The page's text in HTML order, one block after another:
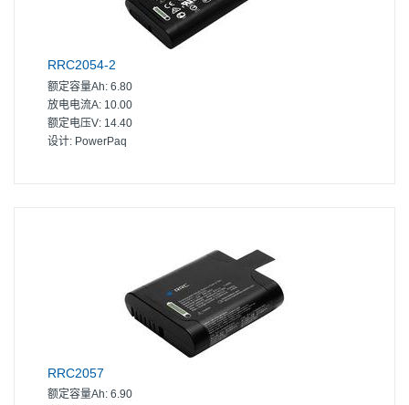
RRC2054-2
额定容量Ah: 6.80
放电电流A: 10.00
额定电压V: 14.40
设计: PowerPaq
RRC2057
额定容量Ah: 6.90